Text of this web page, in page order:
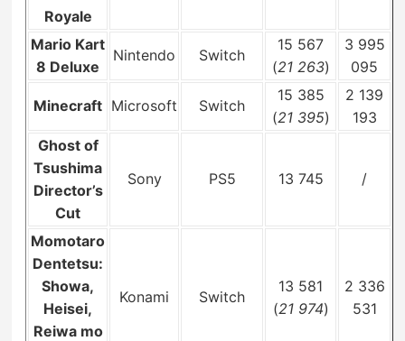
Royale
Mario Kart
8 Deluxe
Nintendo Switch
15 567
(21 263)
3 995
095
Minecraft Microsoft Switch
15 385
(21 395)
2 139
193
Ghost of
Tsushima
Director’s
Cut
Sony PS5 13 745 /
Momotaro
Dentetsu:
Showa,
Heisei,
Reiwa mo
Konami Switch
13 581
(21 974)
2 336
531